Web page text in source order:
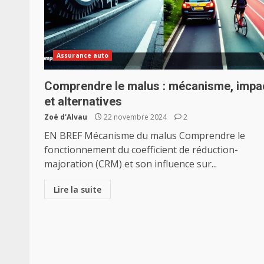
Assurance auto
Comprendre le malus : mécanisme,
et alternatives
Zoé d'Alvau 22 novembre 2024 2
EN BREF Mécanisme du malus Comprendre le
fonctionnement du coefficient de réduction-
majoration (CRM) et son influence sur...
Lire la suite